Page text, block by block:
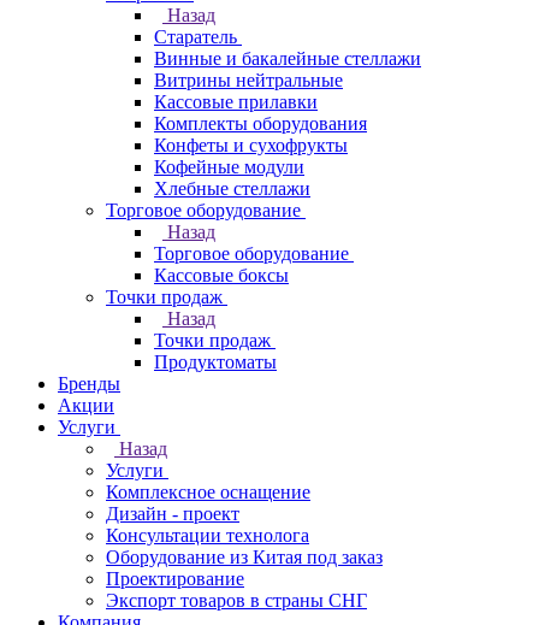
Назад
Старатель
Винные и бакалейные стеллажи
Витрины нейтральные
Кассовые прилавки
Комплекты оборудования
Конфеты и сухофрукты
Кофейные модули
Хлебные стеллажи
Торговое оборудование
Назад
Торговое оборудование
Кассовые боксы
Точки продаж
Назад
Точки продаж
Продуктоматы
Бренды
Акции
Услуги
Назад
Услуги
Комплексное оснащение
Дизайн - проект
Консультации технолога
Оборудование из Китая под заказ
Проектирование
Экспорт товаров в страны СНГ